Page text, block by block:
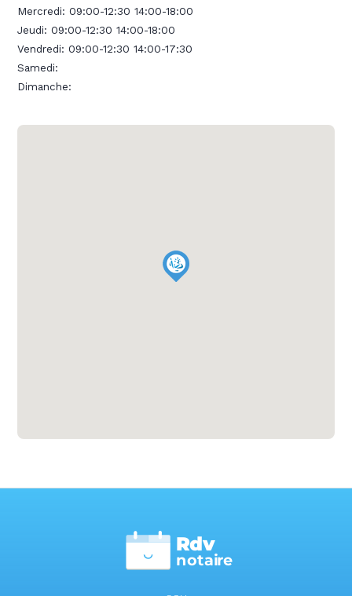
Mercredi:09:00-12:30 14:00-18:00
Jeudi:09:00-12:30 14:00-18:00
Vendredi:09:00-12:30 14:00-17:30
Samedi:
Dimanche:
notaire
Rdv